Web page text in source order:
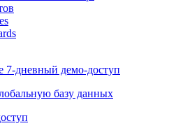
7-дневный демо-доступ
базу данных